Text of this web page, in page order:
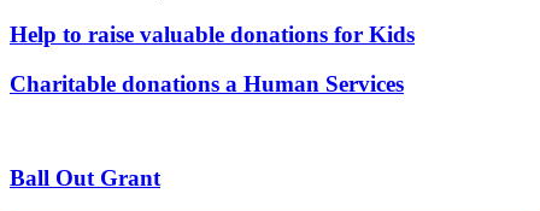
Help to raise valuable donations for Kids
Charitable donations a Human Services
Ball Out Grant